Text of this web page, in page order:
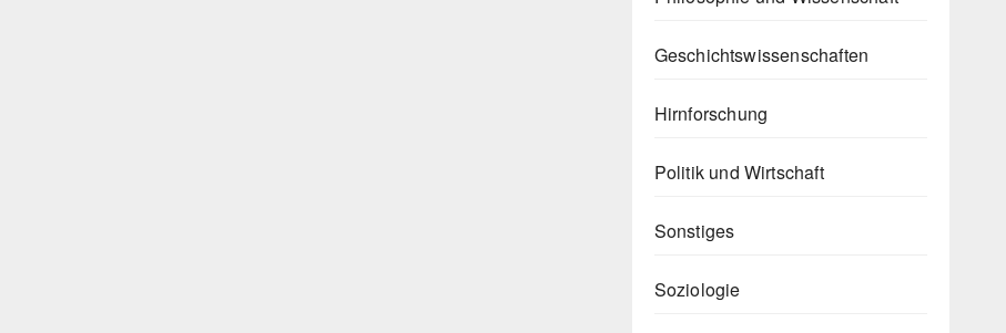
Geschichtswissenschaften
Hirnforschung
Politik und Wirtschaft
Sonstiges
Soziologie